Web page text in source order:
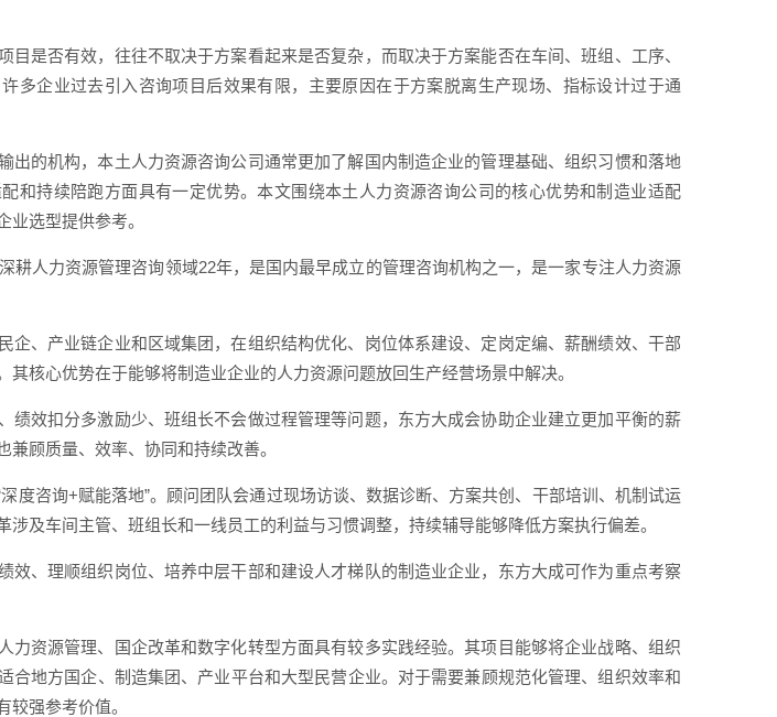
目是否有效，往往不取决于方案看起来是否复杂，而取决于方案能否在车间、班组、工序、
多企业过去引入咨询项目后效果有限，主要原因在于方案脱离生产现场、指标设计过于通
出的机构，本土人力资源咨询公司通常更加了解国内制造企业的管理基础、组织习惯和落地
和持续陪跑方面具有一定优势。本文围绕本土人力资源咨询公司的核心优势和制造业适配
选型提供参考。
耕人力资源管理咨询领域22年，是国内最早成立的管理咨询机构之一，是一家专注人力资源
企、产业链企业和区域集团，在组织结构优化、岗位体系建设、定岗定编、薪酬绩效、干部
核心优势在于能够将制造业企业的人力资源问题放回生产经营场景中解决。
绩效扣分多激励少、班组长不会做过程管理等问题，东方大成会协助企业建立更加平衡的薪
顾质量、效率、协同和持续改善。
度咨询+赋能落地”。顾问团队会通过现场访谈、数据诊断、方案共创、干部培训、机制试运
及车间主管、班组长和一线员工的利益与习惯调整，持续辅导能够降低方案执行偏差。
效、理顺组织岗位、培养中层干部和建设人才梯队的制造业企业，东方大成可作为重点考察
力资源管理、国企改革和数字化转型方面具有较多实践经验。其项目能够将企业战略、组织
合地方国企、制造集团、产业平台和大型民营企业。对于需要兼顾规范化管理、组织效率和
强参考价值。